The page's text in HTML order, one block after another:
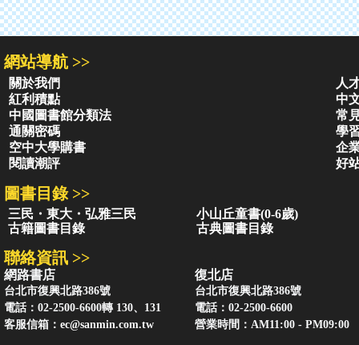
網站導航 >>
關於我們
人
紅利積點
中
中國圖書館分類法
常
通關密碼
學
空中大學購書
企
閱讀潮評
好
圖書目錄 >>
三民・東大・弘雅三民
小山丘童書(0-6歲)
古籍圖書目錄
古典圖書目錄
聯絡資訊 >>
網路書店
台北市復興北路386號
電話：02-2500-6600轉 130、131
客服信箱： ec@sanmin.com.tw
復北店
台北市復興北路386號
電話：02-2500-6600
營業時間：AM11:00 - PM09:00